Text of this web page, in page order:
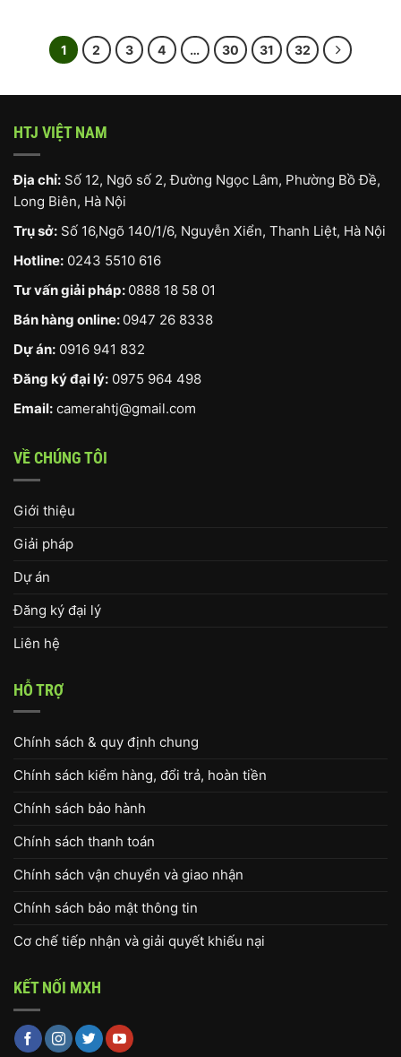
1 2 3 4 … 30 31 32
HTJ VIỆT NAM
Địa chỉ: Số 12, Ngõ số 2, Đường Ngọc Lâm, Phường Bồ Đề,
Long Biên, Hà Nội
Trụ sở: Số 16,Ngõ 140/1/6, Nguyễn Xiển, Thanh Liệt, Hà Nội
Hotline: 0243 5510 616
Tư vấn giải pháp: 0888 18 58 01
Bán hàng online: 0947 26 8338
Dự án: 0916 941 832
Đăng ký đại lý: 0975 964 498
Email: camerahtj@gmail.com
VỀ CHÚNG TÔI
Giới thiệu
Giải pháp
Dự án
Đăng ký đại lý
Liên hệ
HỖ TRỢ
Chính sách & quy định chung
Chính sách kiểm hàng, đổi trả, hoàn tiền
Chính sách bảo hành
Chính sách thanh toán
Chính sách vận chuyển và giao nhận
Chính sách bảo mật thông tin
Cơ chế tiếp nhận và giải quyết khiếu nại
KẾT NỐI MXH